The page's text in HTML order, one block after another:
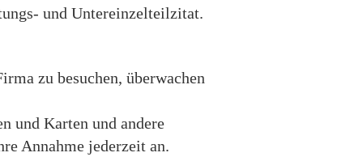
und Untereinzelteilzitat.
zu besuchen, überwachen
und Karten und andere
Annahme jederzeit an.